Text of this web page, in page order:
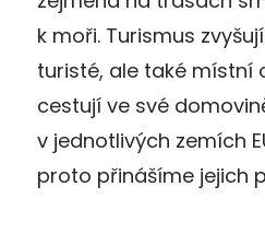
k moři. Turismus
turisté, ale také místní
cestují ve své
v jednotlivých zemích
proto přinášíme jejich